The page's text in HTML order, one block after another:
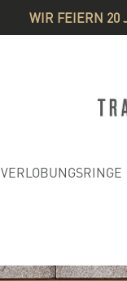
WIR FEIERN 20
VERLOBUNGSRINGE